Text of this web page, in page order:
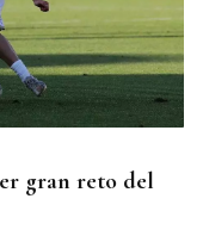
gran reto del